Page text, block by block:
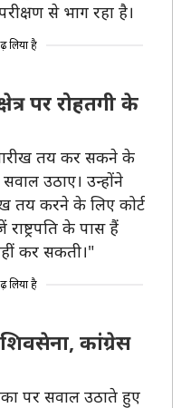
से भाग रहा है।
लिया है
पर रोहतगी के
तय कर सकने के
उठाए। उन्होंने
तय करने के लिए कोर्ट
के पास हैं
कर सकती।"
लिया है
कांग्रेस
पर सवाल उठाते हुए